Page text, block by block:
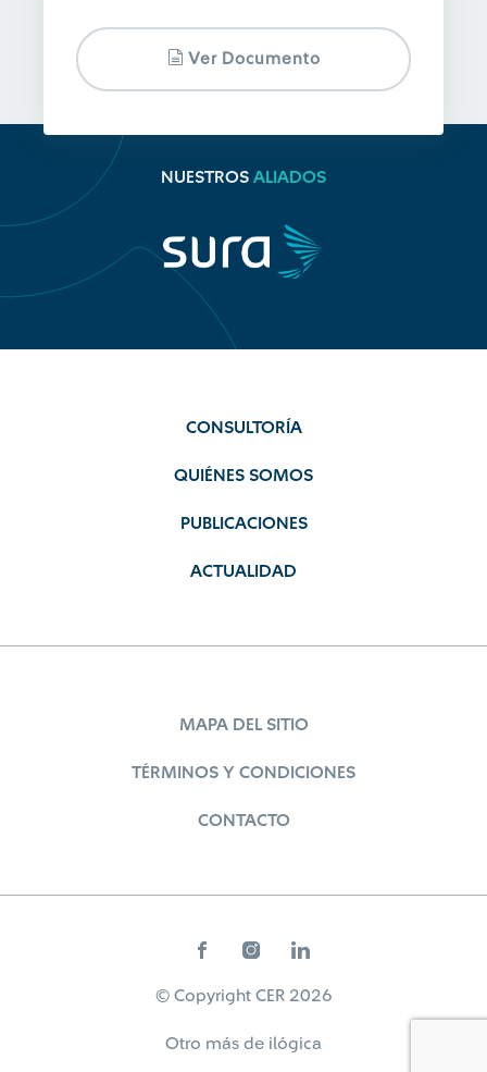
Ver Documento
NUESTROS ALIADOS
CONSULTORÍA
QUIÉNES SOMOS
PUBLICACIONES
ACTUALIDAD
MAPA DEL SITIO
TÉRMINOS Y CONDICIONES
CONTACTO
© Copyright CER 2026
Otro más de ilógica